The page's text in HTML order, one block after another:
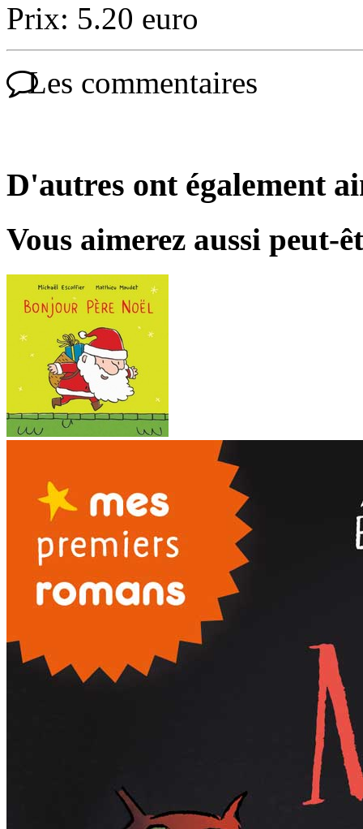
Prix: 5.20 euro
Les commentaires
D'autres ont également
Vous aimerez aussi peut-